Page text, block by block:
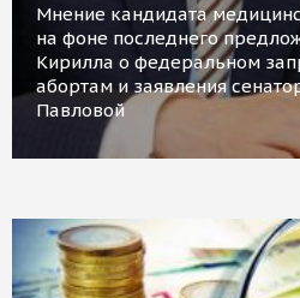
Мнение кандидата
на фоне последнего
Кирилла о федеральном
абортам и заявления
Павловой